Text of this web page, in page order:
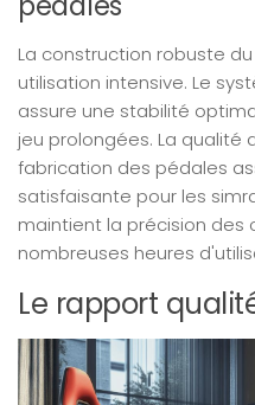
La construction robuste
utilisation intensive. Le
assure une stabilité
jeu prolongées. La qualité
fabrication des pédales
satisfaisante pour les
maintient la précision
nombreuses heures
Le rapport